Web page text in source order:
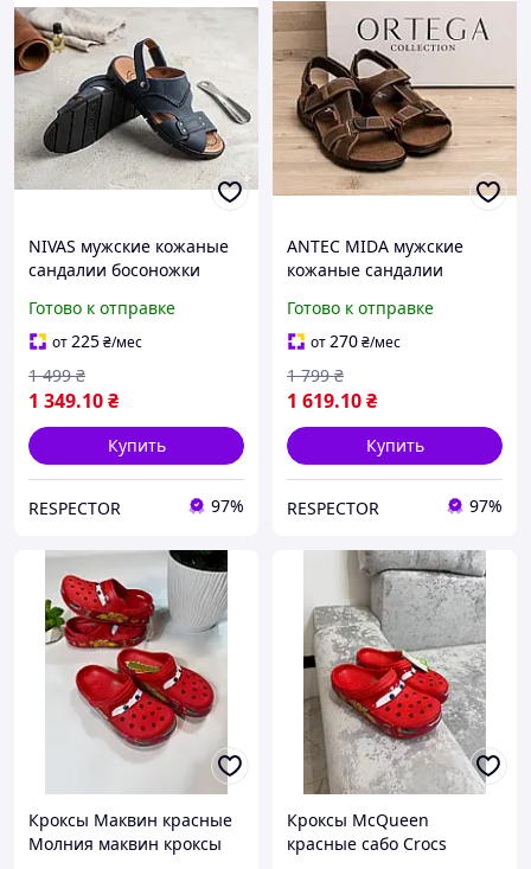
NIVAS мужские кожаные
сандалии босоножки
Готово к отправке
от225₴/мес
1 349.10₴
1 499 ₴
Купить
RESPECTOR 97%
ANTEC MIDA мужские
кожаные сандалии
Готово к отправке
от270₴/мес
1 619.10₴
1 799 ₴
Купить
RESPECTOR 97%
Кроксы Маквин красные
Молния маквин кроксы
Кроксы McQueen
красные сабо Crocs